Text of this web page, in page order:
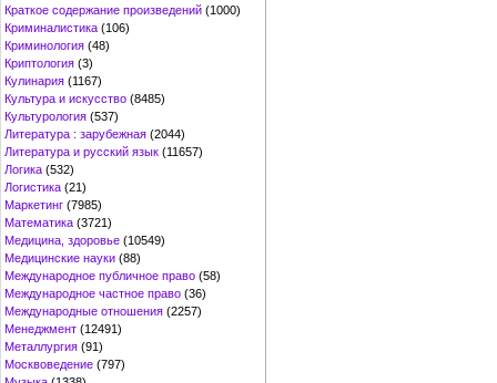
Краткое содержание произведений (1000)
Криминалистика (106)
Криминология (48)
Криптология (3)
Кулинария (1167)
Культура и искусство (8485)
Культурология (537)
Литература : зарубежная (2044)
Литература и русский язык (11657)
Логика (532)
Логистика (21)
Маркетинг (7985)
Математика (3721)
Медицина, здоровье (10549)
Медицинские науки (88)
Международное публичное право (58)
Международное частное право (36)
Международные отношения (2257)
Менеджмент (12491)
Металлургия (91)
Москвоведение (797)